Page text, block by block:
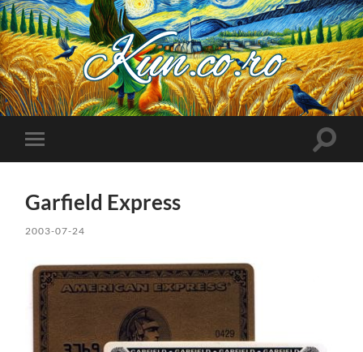
Kuncoro++
Toggle
mobile
Toggle
Garfield Express
2003-07-24